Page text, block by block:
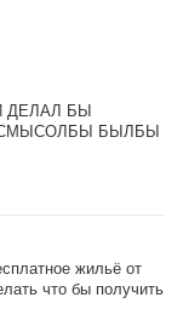
ДЕЛАЛ БЫ
СМЫСОЛБЫ БЫЛБЫ
жильё от
что бы получить